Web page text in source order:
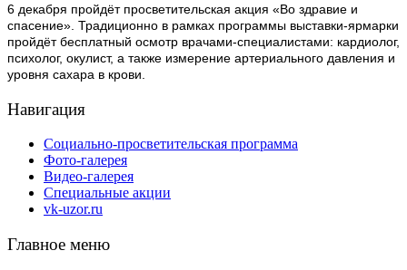
6 декабря пройдёт просветительская акция «Во здравие и
спасение». Традиционно в рамках программы выставки-ярмарки
пройдёт бесплатный осмотр врачами-специалистами: кардиолог,
психолог, окулист, а также измерение артериального давления и
уровня сахара в крови.
Навигация
Социально-просветительская программа
Фото-галерея
Видео-галерея
Специальные акции
vk-uzor.ru
Главное меню